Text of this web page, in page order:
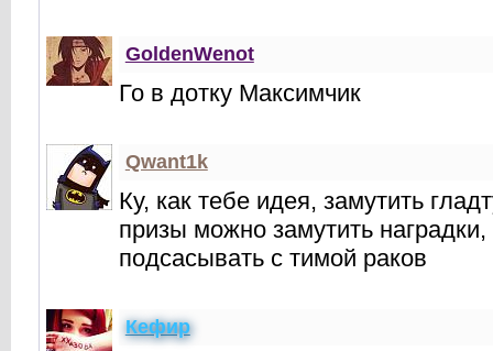
GoldenWenot
Го в дотку Максимчик
Qwant1k
Ку, как тебе идея, замутить
призы можно замутить
подсасывать с тимой раков
Кефир